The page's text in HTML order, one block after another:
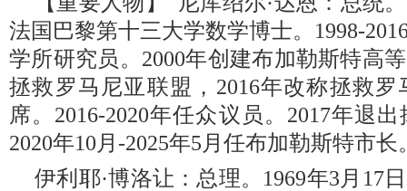
法国巴黎第十三大学数学博士。1998-
学所研究员。2000年创建布加勒斯特高
拯救罗马尼亚联盟，2016年改称拯救
席。2016-2020年任众议员。2017年退
2020年10月-2025年5月任布加勒斯特市
伊利耶·博洛让：总理。1969年3月17